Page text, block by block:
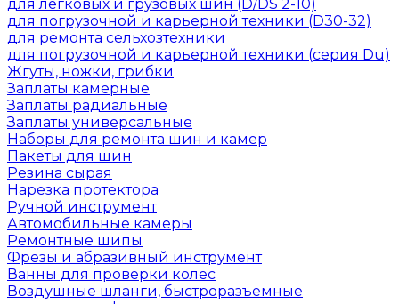
для легковых и грузовых шин (D/DS 2-10)
для погрузочной и карьерной техники (D30-32)
для ремонта сельхозтехники
для погрузочной и карьерной техники (серия Du)
Жгуты, ножки, грибки
Заплаты камерные
Заплаты радиальные
Заплаты универсальные
Наборы для ремонта шин и камер
Пакеты для шин
Резина сырая
Нарезка протектора
Ручной инструмент
Автомобильные камеры
Ремонтные шипы
Фрезы и абразивный инструмент
Ванны для проверки колес
Воздушные шланги, быстроразъемные